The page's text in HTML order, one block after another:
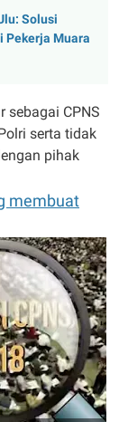
Solusi
Pekerja Muara
sebagai CPNS
serta tidak
pihak
membuat